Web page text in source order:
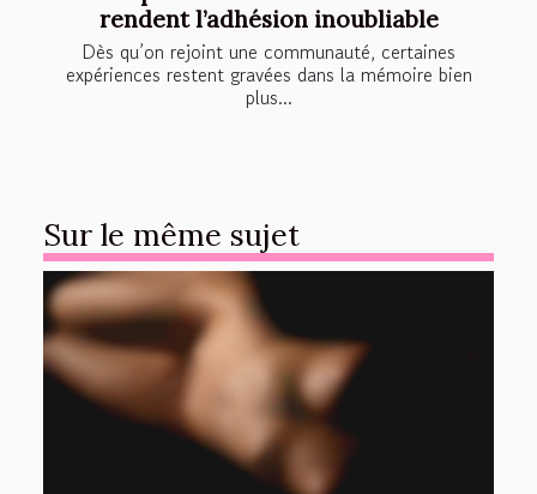
rendent l’adhésion inoubliable
Dès qu’on rejoint une communauté, certaines
expériences restent gravées dans la mémoire bien
plus...
Sur le même sujet